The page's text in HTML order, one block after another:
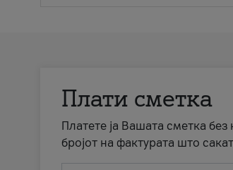
Плати сметка
Платете ја Вашата сметка
бројот на фактурата што